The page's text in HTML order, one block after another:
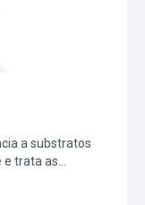
a substratos
e trata as
flexibilidade